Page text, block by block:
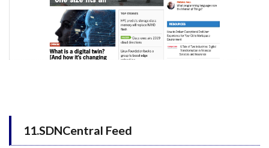
11.SDNCentral Feed